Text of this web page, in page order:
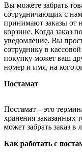
Вы можете забрать
сотрудничающих с
принимают заказы от
корзине. Когда заказ
уведомление. Вы
сотруднику в
покупку может ваш
номер и имя, на кого
Постамат
Постамат – это
хранения заказанных
может забрать заказ в
Как работать с